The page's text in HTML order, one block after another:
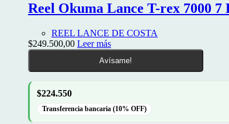
Reel Okuma Lance T-rex 7000
REEL LANCE DE COSTA
$249.500,00 Leer más
Avísame!
$224.550
Transferencia bancaria (10% OFF)